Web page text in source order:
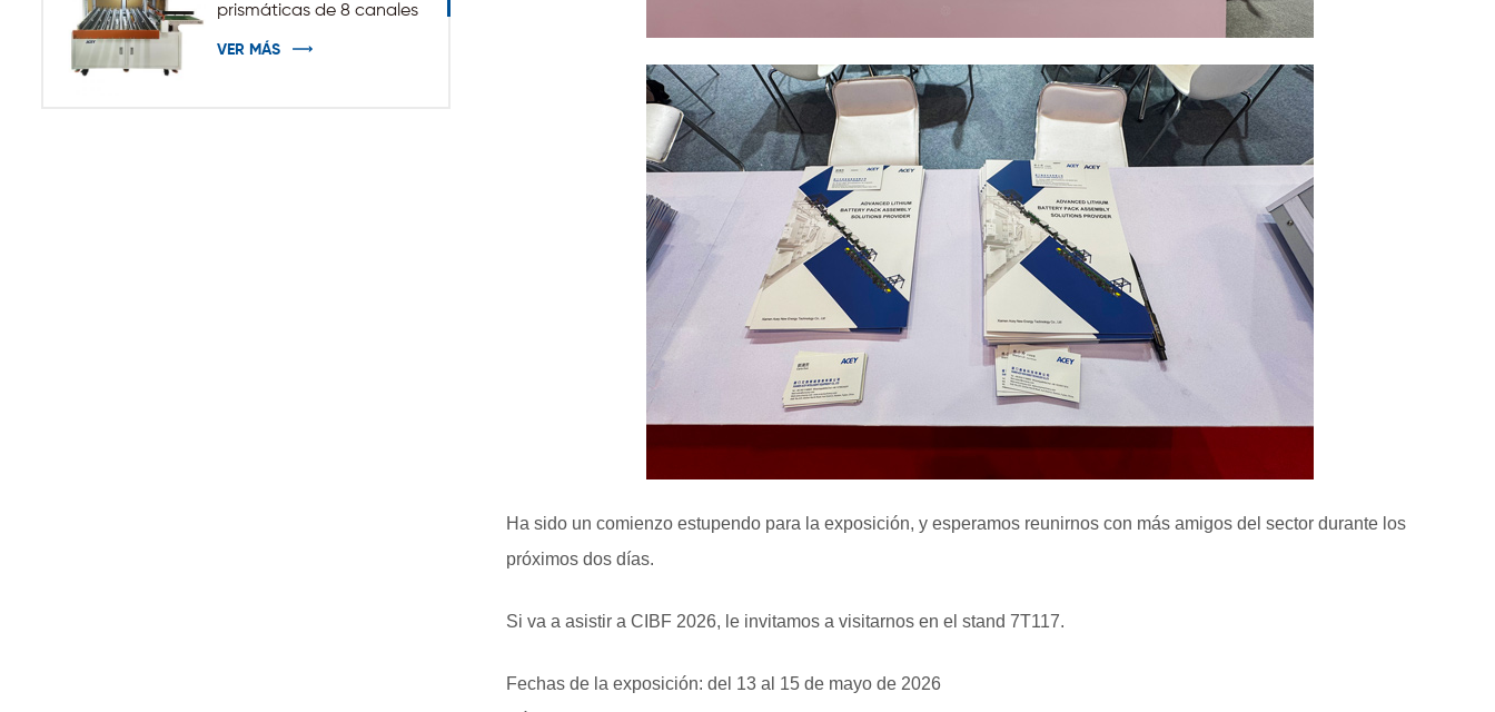
prismáticas de 8 canales
VER MÁS
Ha sido un comienzo estupendo para la exposición, y esperamos reunirnos con más amigos del sector durante los
próximos dos días.
Si va a asistir a CIBF 2026, le invitamos a visitarnos en el stand 7T117.
Fechas de la exposición: del 13 al 15 de mayo de 2026